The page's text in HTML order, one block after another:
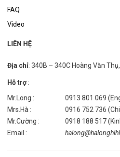
FAQ
Video
LIÊN HỆ
Địa chỉ: 340B – 340C Hoàng Văn Thụ,
Hỗ trợ:
Mr.Long :
0913 801 069
Mrs.Hà :
0916 752 736
Mr.Cường :
0918 188 517
Email :